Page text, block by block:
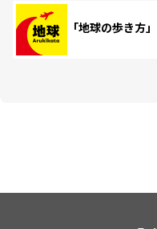
「地球の歩き方